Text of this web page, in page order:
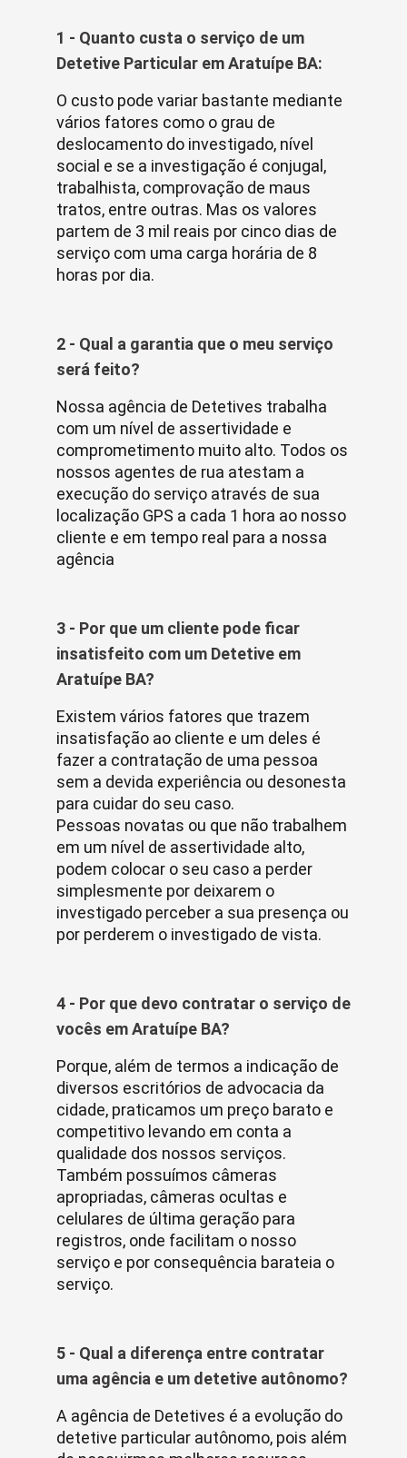
1 - Quanto custa o serviço de um
Detetive Particular em Aratuípe BA:
O custo pode variar bastante mediante
vários fatores como o grau de
deslocamento do investigado, nível
social e se a investigação é conjugal,
trabalhista, comprovação de maus
tratos, entre outras. Mas os valores
partem de 3 mil reais por cinco dias de
serviço com uma carga horária de 8
horas por dia.
2 - Qual a garantia que o meu serviço
será feito?
Nossa agência de Detetives trabalha
com um nível de assertividade e
comprometimento muito alto. Todos os
nossos agentes de rua atestam a
execução do serviço através de sua
localização GPS a cada 1 hora ao nosso
cliente e em tempo real para a nossa
agência
3 - Por que um cliente pode ficar
insatisfeito com um Detetive em
Aratuípe BA?
Existem vários fatores que trazem
insatisfação ao cliente e um deles é
fazer a contratação de uma pessoa
sem a devida experiência ou desonesta
para cuidar do seu caso.
Pessoas novatas ou que não trabalhem
em um nível de assertividade alto,
podem colocar o seu caso a perder
simplesmente por deixarem o
investigado perceber a sua presença ou
por perderem o investigado de vista.
4 - Por que devo contratar o serviço de
vocês em Aratuípe BA?
Porque, além de termos a indicação de
diversos escritórios de advocacia da
cidade, praticamos um preço barato e
competitivo levando em conta a
qualidade dos nossos serviços.
Também possuímos câmeras
apropriadas, câmeras ocultas e
celulares de última geração para
registros, onde facilitam o nosso
serviço e por consequência barateia o
serviço.
5 - Qual a diferença entre contratar
uma agência e um detetive autônomo?
A agência de Detetives é a evolução do
detetive particular autônomo, pois além